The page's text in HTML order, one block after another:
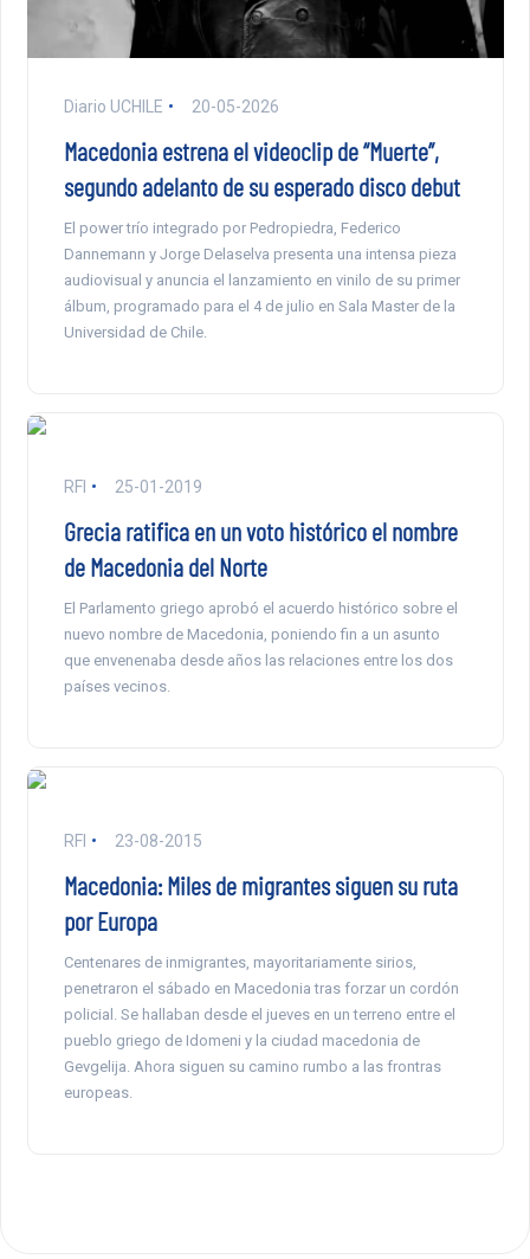
Diario UCHILE 20-05-2026
Macedonia estrena el videoclip de “Muerte”,
segundo adelanto de su esperado disco debut
El power trío integrado por Pedropiedra, Federico
Dannemann y Jorge Delaselva presenta una intensa pieza
audiovisual y anuncia el lanzamiento en vinilo de su primer
álbum, programado para el 4 de julio en Sala Master de la
Universidad de Chile.
RFI 25-01-2019
Grecia ratifica en un voto histórico el nombre
de Macedonia del Norte
El Parlamento griego aprobó el acuerdo histórico sobre el
nuevo nombre de Macedonia, poniendo fin a un asunto
que envenenaba desde años las relaciones entre los dos
países vecinos.
RFI 23-08-2015
Macedonia: Miles de migrantes siguen su ruta
por Europa
Centenares de inmigrantes, mayoritariamente sirios,
penetraron el sábado en Macedonia tras forzar un cordón
policial. Se hallaban desde el jueves en un terreno entre el
pueblo griego de Idomeni y la ciudad macedonia de
Gevgelija. Ahora siguen su camino rumbo a las frontras
europeas.